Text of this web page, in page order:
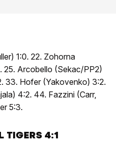
1:0. 22. Zohorna
25. Arcobello (Sekac/PP2)
33. Hofer (Yakovenko) 3:2.
4:2. 44. Fazzini (Carr,
5:3.
TIGERS 4:1